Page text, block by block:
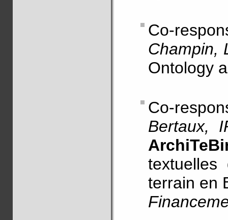
Co-
Champin,
Ontology
Co-
Bertaux,
terrain en